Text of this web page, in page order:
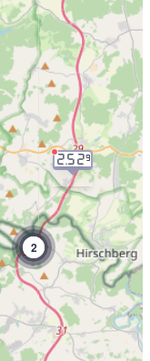
2.529
2